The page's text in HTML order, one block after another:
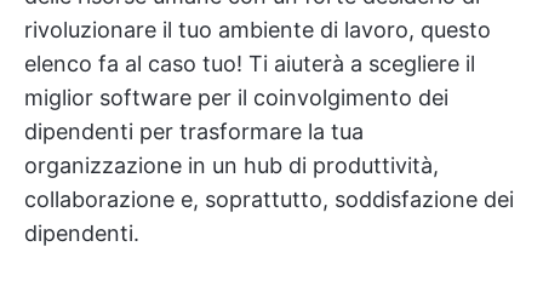
rivoluzionare il tuo ambiente di lavoro, questo
elenco fa al caso tuo! Ti aiuterà a scegliere il
miglior software per il coinvolgimento dei
dipendenti per trasformare la tua
organizzazione in un hub di produttività,
collaborazione e, soprattutto, soddisfazione dei
dipendenti.